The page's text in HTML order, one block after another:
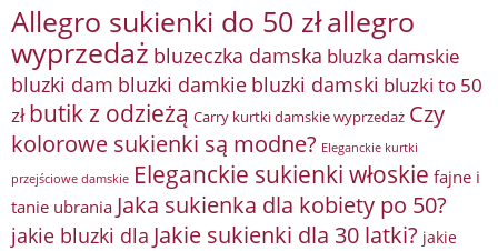
Allegro sukienki do 50 złallegro
wyprzedaż bluzeczka damska bluzka damskie
bluzki dam bluzki damkie bluzki damski bluzki to 50
zł butik z odzieżą Carry kurtki damskie wyprzedaż Czy
kolorowe sukienki są modne? Eleganckie kurtki
przejściowe damskie Eleganckie sukienki włoskie fajne i
tanie ubrania Jaka sukienka dla kobiety po 50?
jakie bluzki dla Jakie sukienki dla 30 latki? jakie